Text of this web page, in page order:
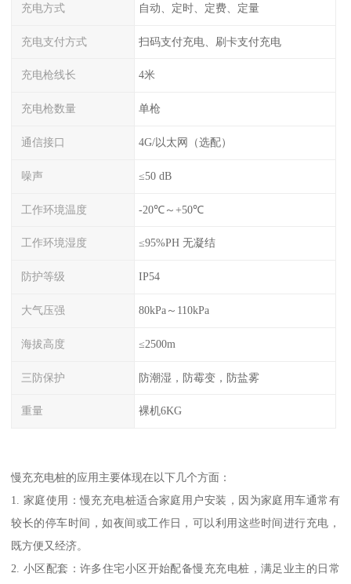
充电方式 自动、定时、定费、定量
充电支付方式 扫码支付充电、刷卡支付充电
充电枪线长 4米
充电枪数量 单枪
通信接口 4G/以太网（选配）
噪声 ≤50 dB
工作环境温度 -20℃～+50℃
工作环境湿度 ≤95%PH 无凝结
防护等级 IP54
大气压强 80kPa～110kPa
海拔高度 ≤2500m
三防保护 防潮湿，防霉变，防盐雾
重量 裸机6KG
慢充充电桩的应用主要体现在以下几个方面：
1. 家庭使用：慢充充电桩适合家庭用户安装，因为家庭用车通常有
较长的停车时间，如夜间或工作日，可以利用这些时间进行充电，
既方便又经济。
2. 小区配套：许多住宅小区开始配备慢充充电桩，满足业主的日常